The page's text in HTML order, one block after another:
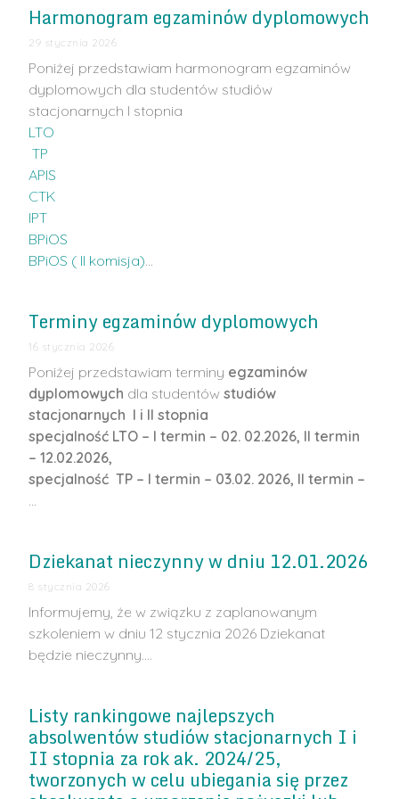
Harmonogram egzaminów dyplomowych
29 stycznia 2026
Poniżej przedstawiam harmonogram egzaminów
dyplomowych dla studentów studiów
stacjonarnych I stopnia
LTO
TP
APIS
CTK
IPT
BPiOS
BPiOS ( II komisja)…
Terminy egzaminów dyplomowych
16 stycznia 2026
Poniżej przedstawiam terminy egzaminów
dyplomowych dla studentówstudiów
stacjonarnych I i II stopnia
specjalność LTO – I termin – 02. 02.2026, II termin
–12.02.2026,
specjalność TP – I termin – 03.02. 2026, II termin –
…
Dziekanat nieczynny w dniu 12.01.2026
8 stycznia 2026
Informujemy, że w związku z zaplanowanym
szkoleniem w dniu 12 stycznia 2026 Dziekanat
będzie nieczynny.…
Listy rankingowe najlepszych
absolwentów studiów stacjonarnych I i
II stopnia za rok ak. 2024/25,
tworzonych w celu ubiegania się przez